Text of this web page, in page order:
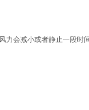
会减小或者静止一段时